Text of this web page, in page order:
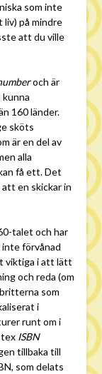
som inte
på mindre
att du ville
och är
160 länder.
sköts
är en del av
alla
få ett. Det
en skickar in
talet och har
inte förvånad
viktiga i att lätt
och reda (om
som
i
runt om i
tex ISBN
tillbaka till
som delats